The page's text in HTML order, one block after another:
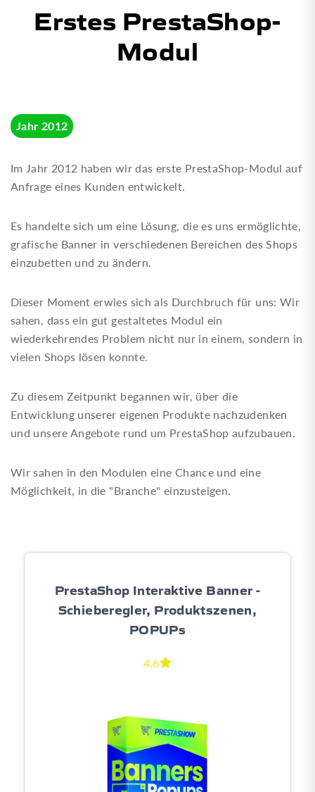
Erstes PrestaShop-
Modul
Jahr 2012
Im Jahr 2012 haben wir das erste PrestaShop-Modul auf
Anfrage eines Kunden entwickelt.
Es handelte sich um eine Lösung, die es uns ermöglichte,
grafische Banner in verschiedenen Bereichen des Shops
einzubetten und zu ändern.
Dieser Moment erwies sich als Durchbruch für uns: Wir
sahen, dass ein gut gestaltetes Modul ein
wiederkehrendes Problem nicht nur in einem, sondern in
vielen Shops lösen konnte.
Zu diesem Zeitpunkt begannen wir, über die
Entwicklung unserer eigenen Produkte nachzudenken
und unsere Angebote rund um PrestaShop aufzubauen.
Wir sahen in den Modulen eine Chance und eine
Möglichkeit, in die "Branche" einzusteigen.
PrestaShop Interaktive Banner -
Schieberegler, Produktszenen,
POPUPs
4.6